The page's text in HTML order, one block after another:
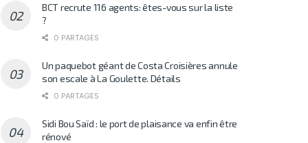
BCT recrute 116 agents: êtes-vous sur la liste
?
0 PARTAGES
Un paquebot géant de Costa Croisières annule
son escale à La Goulette. Détails
0 PARTAGES
Sidi Bou Saïd : le port de plaisance va enfin être
rénové